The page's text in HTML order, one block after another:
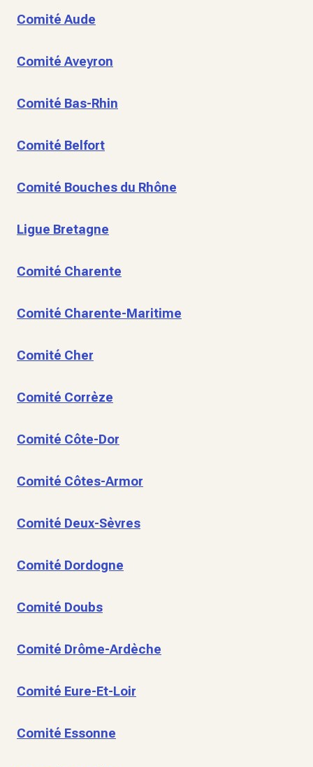
Comité Aude
Comité Aveyron
Comité Bas-Rhin
Comité Belfort
Comité Bouches du Rhône
Ligue Bretagne
Comité Charente
Comité Charente-Maritime
Comité Cher
Comité Corrèze
Comité Côte-Dor
Comité Côtes-Armor
Comité Deux-Sèvres
Comité Dordogne
Comité Doubs
Comité Drôme-Ardèche
Comité Eure-Et-Loir
Comité Essonne